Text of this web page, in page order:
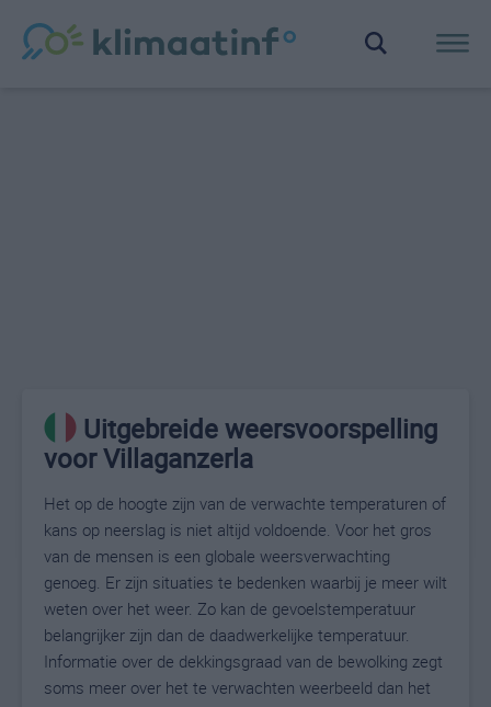
Uitgebreide weersvoorspelling
voor Villaganzerla
Het op de hoogte zijn van de verwachte temperaturen of
kans op neerslag is niet altijd voldoende. Voor het gros
van de mensen is een globale weersverwachting
genoeg. Er zijn situaties te bedenken waarbij je meer wilt
weten over het weer. Zo kan de gevoelstemperatuur
belangrijker zijn dan de daadwerkelijke temperatuur.
Informatie over de dekkingsgraad van de bewolking zegt
soms meer over het te verwachten weerbeeld dan het